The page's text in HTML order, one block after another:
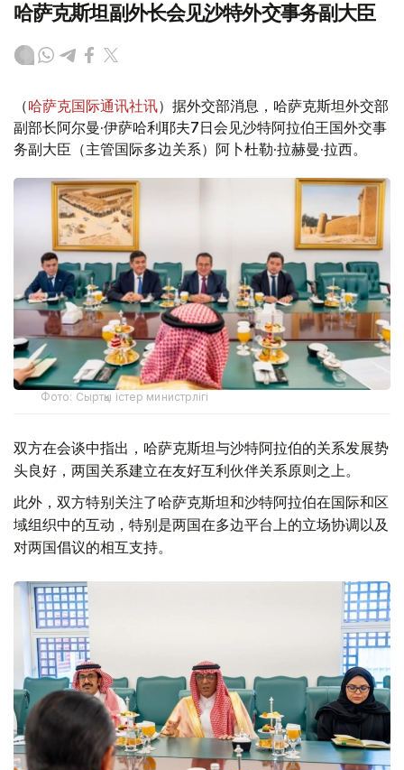
哈萨克斯坦副外长会见沙特外交事务副大臣
（哈萨克国际通讯社讯）据外交部消息，哈萨克斯坦外交部
副部长阿尔曼·伊萨哈利耶夫7日会见沙特阿拉伯王国外交事
务副大臣（主管国际多边关系）阿卜杜勒·拉赫曼·拉西。
Фото: Сыртқы істер министрлігі
双方在会谈中指出，哈萨克斯坦与沙特阿拉伯的关系发展势
头良好，两国关系建立在友好互利伙伴关系原则之上。
此外，双方特别关注了哈萨克斯坦和沙特阿拉伯在国际和区
域组织中的互动，特别是两国在多边平台上的立场协调以及
对两国倡议的相互支持。